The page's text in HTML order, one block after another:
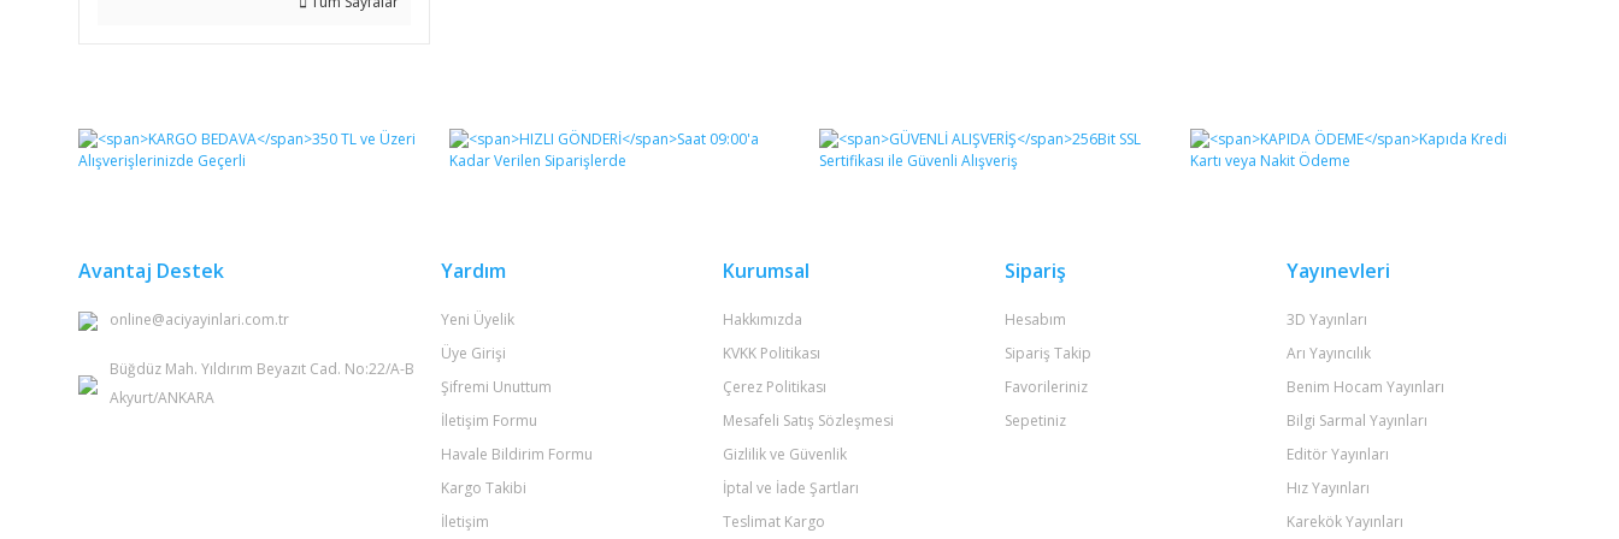
Avantaj Destek
online@aciyayinlari.com.tr
Büğdüz Mah. Yıldırım Beyazıt Cad. No:22/A-B
Akyurt/ANKARA
Yardım
Yeni Üyelik
Üye Girişi
Şifremi Unuttum
İletişim Formu
Havale Bildirim Formu
Kargo Takibi
İletişim
Kurumsal
Hakkımızda
KVKK Politikası
Çerez Politikası
Mesafeli Satış Sözleşmesi
Gizlilik ve Güvenlik
İptal ve İade Şartları
Teslimat Kargo
Sipariş
Hesabım
Sipariş Takip
Favorileriniz
Sepetiniz
Yayınevleri
3D Yayınları
Arı Yayıncılık
Benim Hocam Yayınları
Bilgi Sarmal Yayınları
Editör Yayınları
Hız Yayınları
Karekök Yayınları